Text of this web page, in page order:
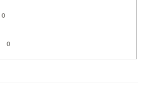
0
0